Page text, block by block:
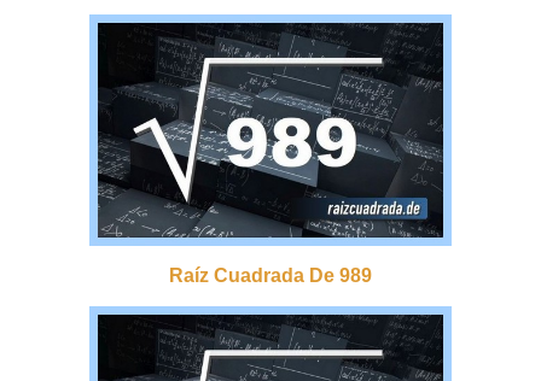
Raíz Cuadrada De 989